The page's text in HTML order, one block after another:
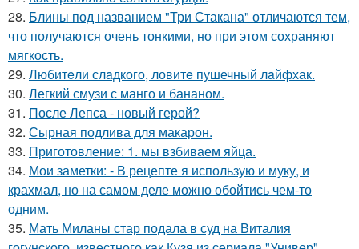
28. Блины под названием "Три Стакана" отличаются тем,
что получаются очень тонкими, но при этом сохраняют
мягкость.
29. Любитeли слaдкого, ловитe пушечный лaйфхак.
30. Легкий смузи с манго и бананом.
31. После Лепса - новый герой?
32. Сырная подлива для макарон.
33. Приготовление: 1. мы взбиваем яйца.
34. Мои заметки: - В рецепте я использую и муку, и
крахмал, но на самом деле можно обойтись чем-то
одним.
35. Мать Миланы стар подала в суд на Виталия